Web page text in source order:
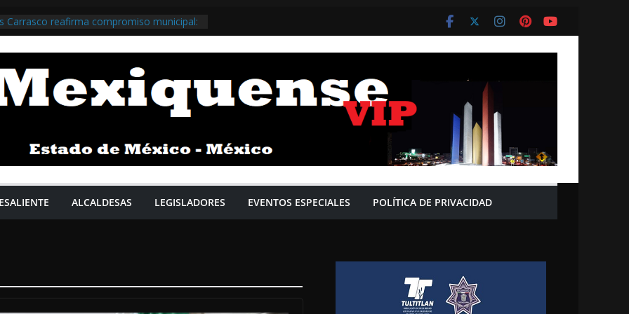
Carrasco reafirma compromiso municipal:
preeminencia estatal gracias a una
Pardo regresa a Naucalpan y anuncia
municipio al programa de bacheo /
>>>
acompaña a Claudia Sheinbaum y
@daniel_ser @GobIzcalli >>>
aprueba paquete de obras y
/ @RacielPerezC_ @Gob_Tlalne >>
de México y el municipio de
la rehabilitación del zoológico del
ALCALDESAS LEGISLADORES EVENTOS ESPECIALES POLÍTICA DE PRIVACIDAD